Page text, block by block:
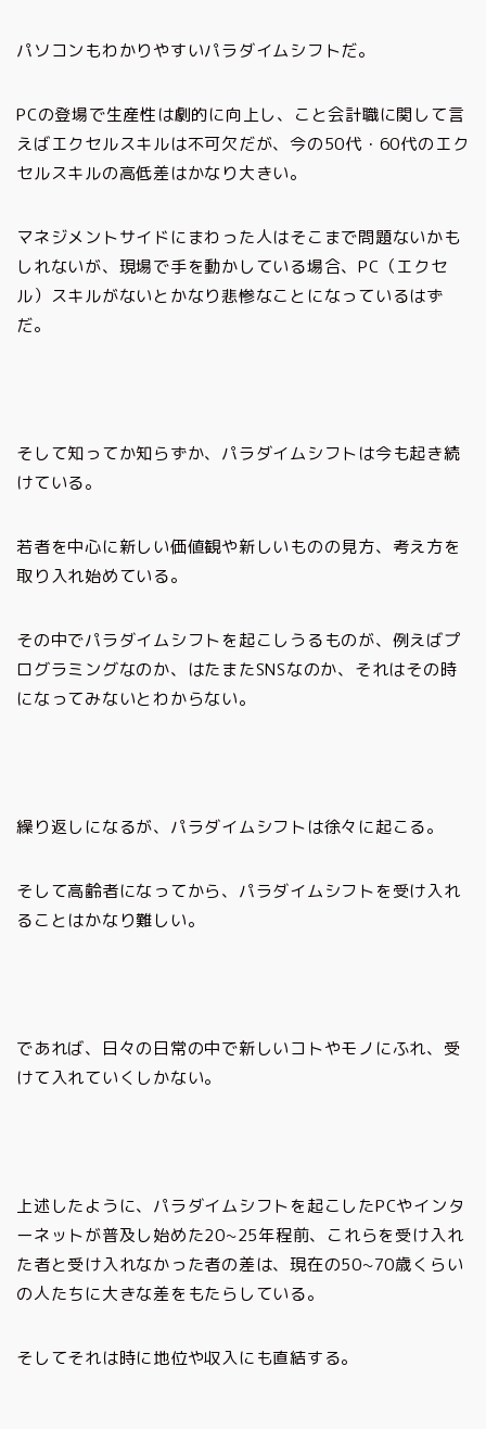
パソコンもわかりやすいパラダイムシフトだ。
PCの登場で生産性は劇的に向上し、こと会計職に関して言
えばエクセルスキルは不可欠だが、今の50代・60代のエク
セルスキルの高低差はかなり大きい。
マネジメントサイドにまわった人はそこまで問題ないかも
しれないが、現場で手を動かしている場合、PC（エクセ
ル）スキルがないとかなり悲惨なことになっているはず
だ。
そして知ってか知らずか、パラダイムシフトは今も起き続
けている。
若者を中心に新しい価値観や新しいものの見方、考え方を
取り入れ始めている。
その中でパラダイムシフトを起こしうるものが、例えばプ
ログラミングなのか、はたまたSNSなのか、それはその時
になってみないとわからない。
繰り返しになるが、パラダイムシフトは徐々に起こる。
そして高齢者になってから、パラダイムシフトを受け入れ
ることはかなり難しい。
であれば、日々の日常の中で新しいコトやモノにふれ、受
けて入れていくしかない。
上述したように、パラダイムシフトを起こしたPCやインタ
ーネットが普及し始めた20~25年程前、これらを受け入れ
た者と受け入れなかった者の差は、現在の50~70歳くらい
の人たちに大きな差をもたらしている。
そしてそれは時に地位や収入にも直結する。